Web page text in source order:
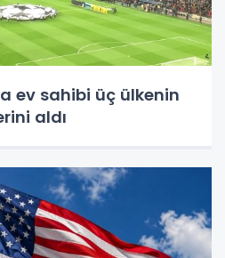
ev sahibi üç ülkenin
aldı